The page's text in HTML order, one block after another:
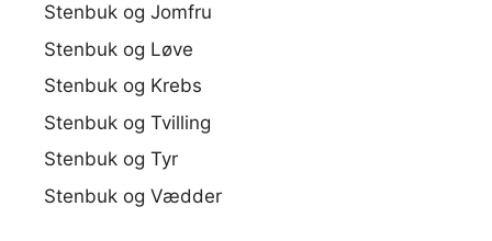
Stenbuk og Jomfru
Stenbuk og Løve
Stenbuk og Krebs
Stenbuk og Tvilling
Stenbuk og Tyr
Stenbuk og Vædder